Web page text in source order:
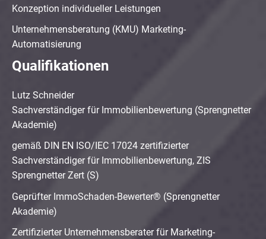
Konzeption individueller Leistungen
Unternehmensberatung (KMU) Marketing-
Automatisierung
Qualifikationen
Lutz Schneider
Sachverständiger für Immobilienbewertung (Sprengnetter
Akademie)
gemäß DIN EN ISO/IEC 17024 zertifizierter
Sachverständiger für Immobilienbewertung, ZIS
Sprengnetter Zert (S)
Geprüfter ImmoSchaden-Bewerter® (Sprengnetter
Akademie)
Zertifizierter Unternehmensberater für Marketing-